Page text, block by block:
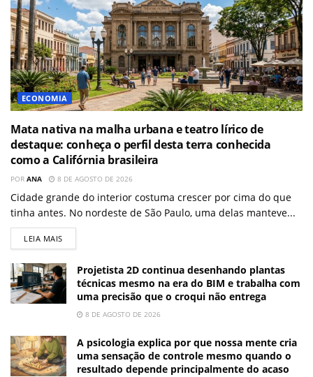
ECONOMIA
Mata nativa na malha urbana e teatro lírico de
destaque: conheça o perfil desta terra conhecida
como a Califórnia brasileira
POR ANA 8 DE AGOSTO DE 2026
Cidade grande do interior costuma crescer por cima do que
tinha antes. No nordeste de São Paulo, uma delas manteve...
LEIA MAIS
Projetista 2D continua desenhando plantas
técnicas mesmo na era do BIM e trabalha com
uma precisão que o croqui não entrega
8 DE AGOSTO DE 2026
A psicologia explica por que nossa mente cria
uma sensação de controle mesmo quando o
resultado depende principalmente do acaso